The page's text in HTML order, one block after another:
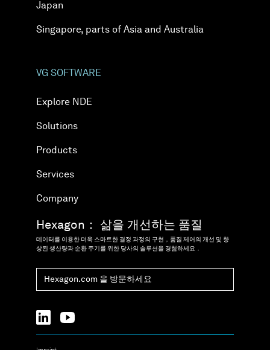
Japan
Singapore, parts of Asia and Australia
VG SOFTWARE
Explore NDE
Solutions
Products
Services
Company
Hexagon： 삶을 개선하는 품질
데이터를 이용한 더욱 스마트한 결정 과정의 구현，품질 제어의 개선 및 향
상된 생산량과 순환 주기를 위한 당사의 솔루션을 경험하세요．
Hexagon.com 을 방문하세요